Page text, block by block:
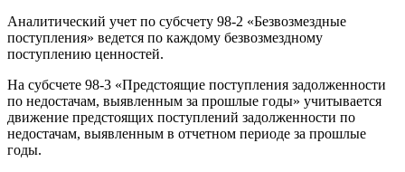
Аналитический учет по субсчету 98-2 «Безвозмездные
поступления» ведется по каждому безвозмездному
поступлению ценностей.
На субсчете 98-3 «Предстоящие поступления задолженности
по недостачам, выявленным за прошлые годы» учитывается
движение предстоящих поступлений задолженности по
недостачам, выявленным в отчетном периоде за прошлые
годы.